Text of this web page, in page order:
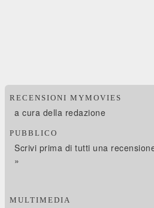
RECENSIONI MYMOVIES
a cura della redazione
PUBBLICO
Scrivi prima di tutti una
»
MULTIMEDIA